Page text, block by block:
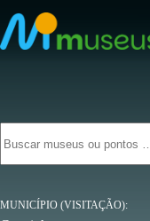
para
o
conteúdo
resultados
MUNICÍPIO (VISITAÇÃO)